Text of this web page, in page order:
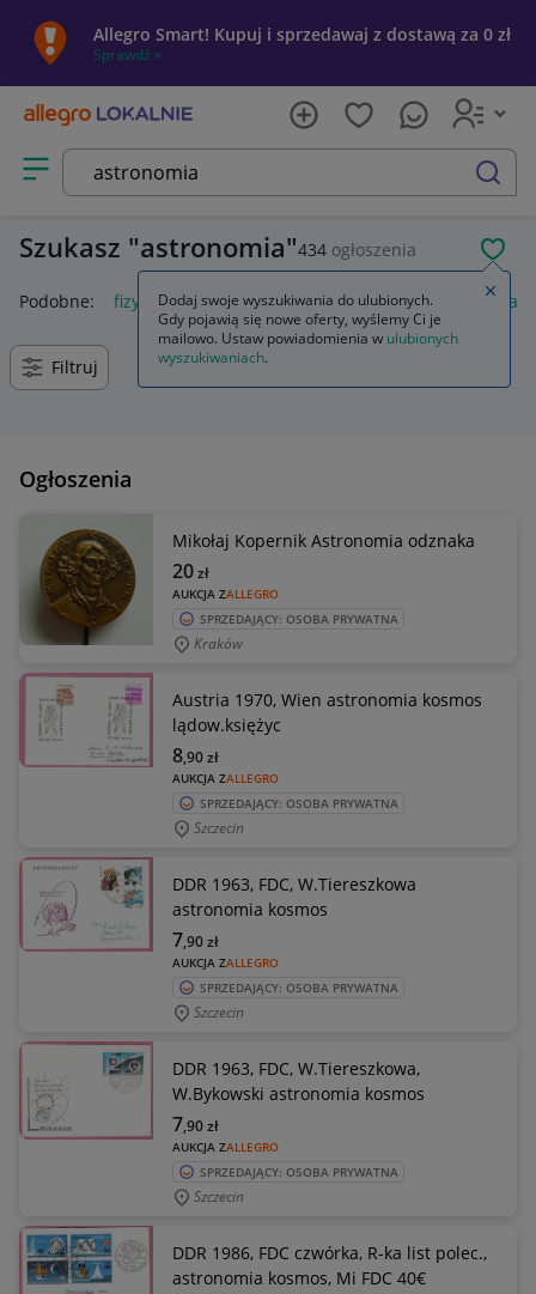
Allegro Smart! Kupuj i sprzedawaj z dostawą za 0 zł
Sprawdź »
Otwórz menu z kategoriami
szukaj
Szukasz astronomia 434 ogłoszenia
Podobne:
fizyka astronomia astronomia ogólna zegarek
Filtruj
Ogłoszenia
Mikołaj Kopernik Astronomia odznaka
AUKCJA ZALLEGRO
20zł
SPRZEDAJĄCY: OSOBA PRYWATNA
Kraków
Austria 1970, Wien astronomia kosmos
lądow.księżyc
AUKCJA ZALLEGRO
8,90zł
SPRZEDAJĄCY: OSOBA PRYWATNA
Szczecin
DDR 1963, FDC, W.Tiereszkowa
astronomia kosmos
AUKCJA ZALLEGRO
7,90zł
SPRZEDAJĄCY: OSOBA PRYWATNA
Szczecin
DDR 1963, FDC, W.Tiereszkowa,
W.Bykowski astronomia kosmos
AUKCJA ZALLEGRO
7,90zł
SPRZEDAJĄCY: OSOBA PRYWATNA
Szczecin
DDR 1986, FDC czwórka, R-ka list polec.,
astronomia kosmos, Mi FDC 40€
Dodaj swoje wyszukiwania do ulubionych.
Gdy pojawią się nowe oferty, wyślemy Ci je
mailowo. Ustaw powiadomienia w ulubionych
wyszukiwaniach.